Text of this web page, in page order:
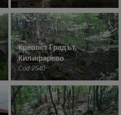
Крепост Градът,
Килифарево
Cod 2540